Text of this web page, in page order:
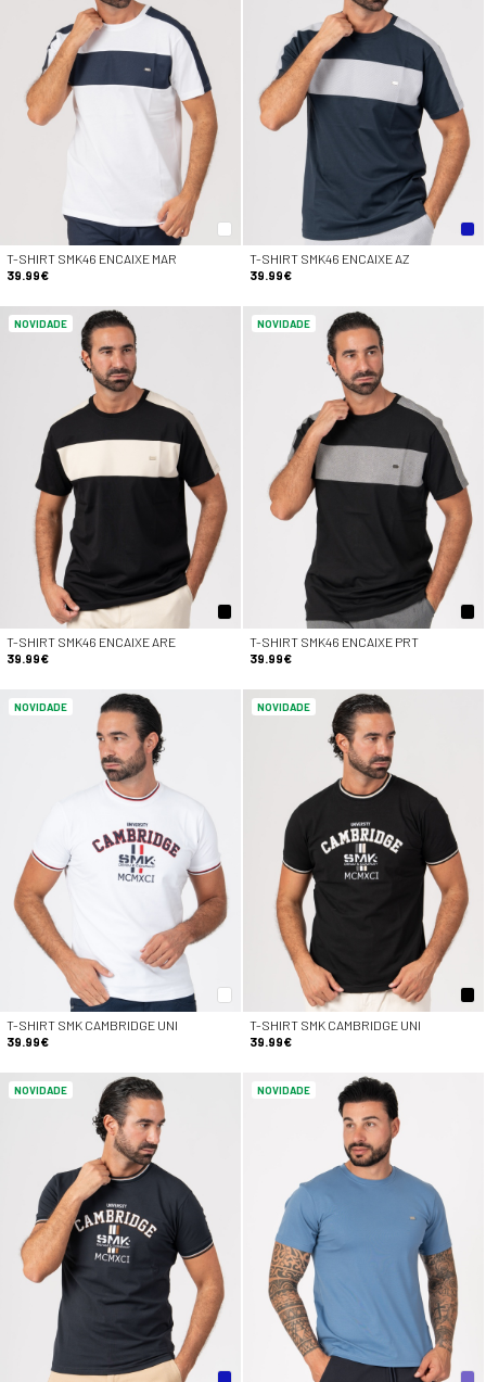
T-SHIRT SMK46 ENCAIXE MAR
39.99€
T-SHIRT SMK46 ENCAIXE AZ
39.99€
NOVIDADE
T-SHIRT SMK46 ENCAIXE ARE
39.99€
NOVIDADE
T-SHIRT SMK46 ENCAIXE PRT
39.99€
NOVIDADE
T-SHIRT SMK CAMBRIDGE UNI
39.99€
NOVIDADE
T-SHIRT SMK CAMBRIDGE UNI
39.99€
NOVIDADE NOVIDADE